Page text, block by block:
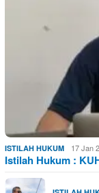
ISTILAH HUKUM 17 Jan
Istilah Hukum :